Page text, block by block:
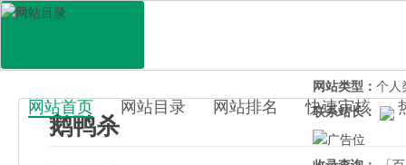
百科目录
网站首页 网站目录 网站排名 快速审核
鹅鸭杀
网站类型： 个人
联系站长：